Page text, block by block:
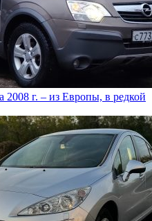
2008 г. – из Европы, в редкой